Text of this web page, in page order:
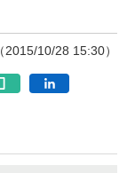
（2015/10/28 15:30）